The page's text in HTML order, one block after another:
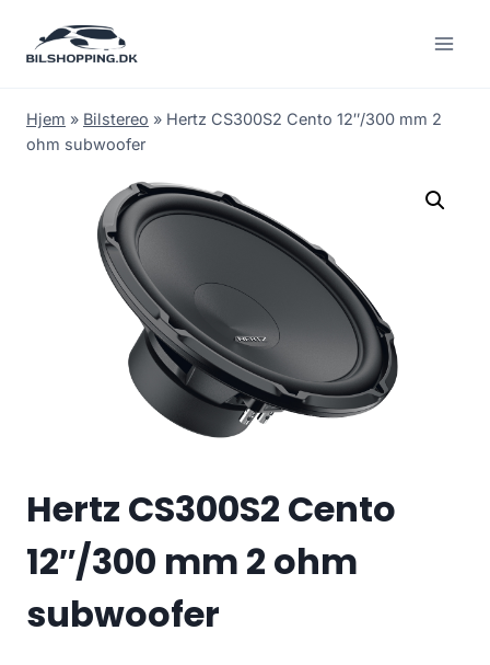
Hjem » Bilstereo » Hertz CS300S2 Cento 12″/300 mm 2
ohm subwoofer
Hertz CS300S2 Cento
12″/300 mm 2 ohm
subwoofer